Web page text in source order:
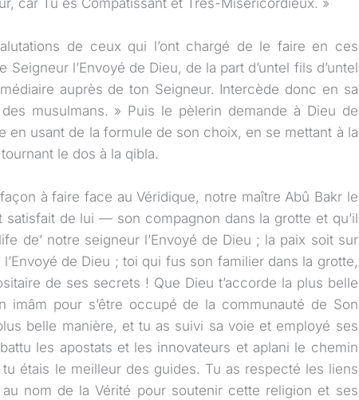
de ceux qui l’ont chargé de le faire en ces
l’Envoyé de Dieu, de la part d’untel fils d’untel
auprès de ton Seigneur. Intercède donc en sa
musulmans. » Puis le pèlerin demande à Dieu de
en usant de la formule de son choix, en se mettant à la
le dos à la qibla.
à faire face au Véridique, notre maître Abû Bakr le
de lui — son compagnon dans la grotte et qu’il
de’ notre seigneur l’Envoyé de Dieu ; la paix soit sur
de Dieu ; toi qui fus son familier dans la grotte,
de ses secrets ! Que Dieu t’accorde la plus belle
imâm pour s’être occupé de la communauté de Son
belle manière, et tu as suivi sa voie et employé ses
les apostats et les innovateurs et aplani le chemin
étais le meilleur des guides. Tu as respecté les liens
nom de la Vérité pour soutenir cette religion et ses